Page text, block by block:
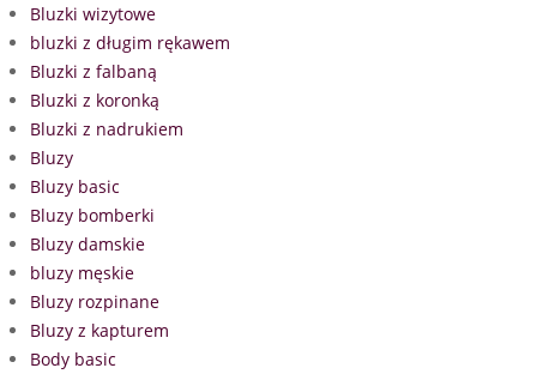
Bluzki wizytowe
bluzki z długim rękawem
Bluzki z falbaną
Bluzki z koronką
Bluzki z nadrukiem
Bluzy
Bluzy basic
Bluzy bomberki
Bluzy damskie
bluzy męskie
Bluzy rozpinane
Bluzy z kapturem
Body basic